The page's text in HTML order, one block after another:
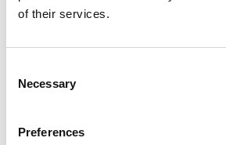
of their services.
Selection
Necessary
Preferences
Descargas
AmoCharge Flex - AmoCharge Flex